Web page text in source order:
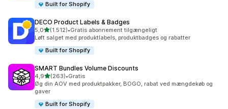
Built for Shopify
DECO Product Labels & Badges
5,0ud af 5 stjerner
(1.512)
1512 anmeldelser i alt
•Gratis abonnement tilgængeligt
Løft salget med produktlabels, produktbadges og rabatter
Built for Shopify
SMART Bundles Volume Discounts
4,9ud af 5 stjerner
(263)
263 anmeldelser i alt
•Gratis
Øg din AOV med produktpakker, BOGO, rabat ved mængdekøb og
gaver
Built for Shopify